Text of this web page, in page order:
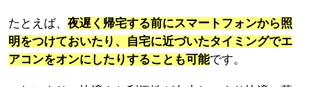
たとえば、 夜遅く帰宅する前にスマートフォンから照
明をつけておいたり、自宅に近づいたタイミングでエ
アコンをオンにしたりすることも可能です。